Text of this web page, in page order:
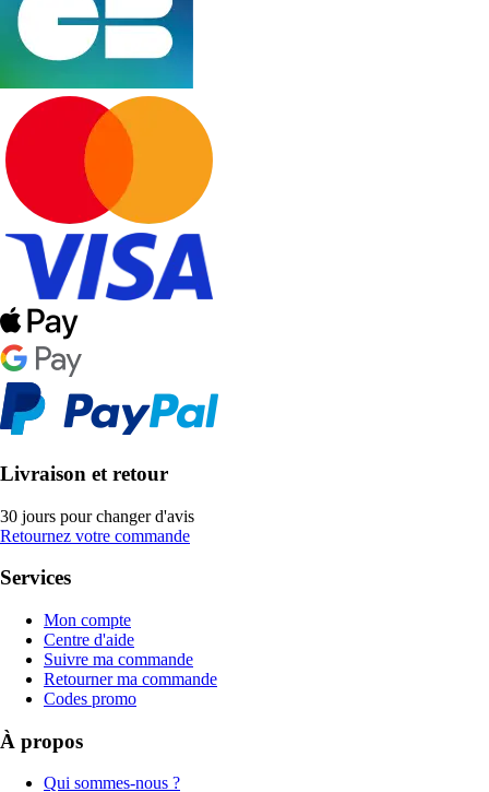
Livraison et retour
30 jours pour changer d'avis
Retournez votre commande
Services
Mon compte
Centre d'aide
Suivre ma commande
Retourner ma commande
Codes promo
À propos
Qui sommes-nous ?